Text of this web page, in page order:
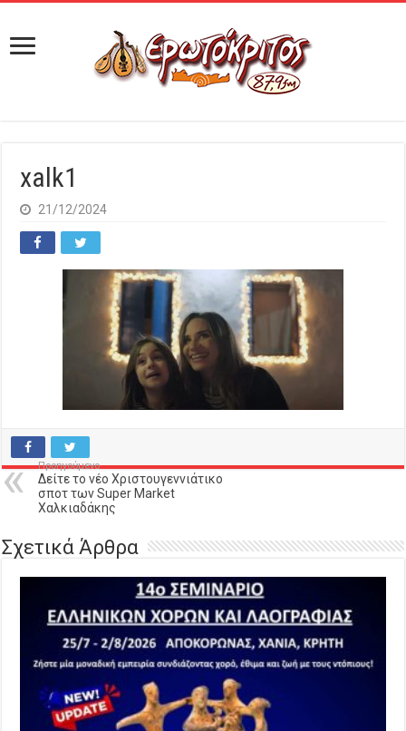
xalk1
21/12/2024
Προηγούμενο
Δείτε το νέο Χριστουγεννιάτικο
σποτ των Super Market
Χαλκιαδάκης
Σχετικά Άρθρα